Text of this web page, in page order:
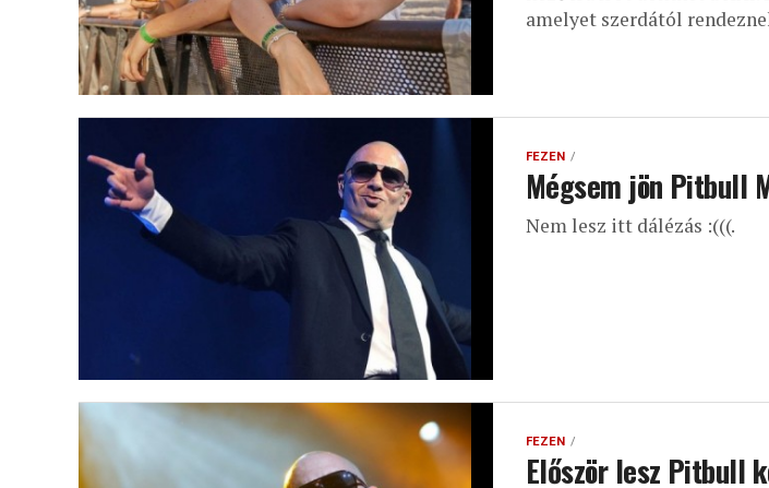
amelyet szerdától
FEZEN
Mégsem jön Pitbull
Nem lesz itt dálézás :(((.
FEZEN
Először lesz Pitbull